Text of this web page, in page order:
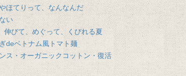
ほてりって、なんなんだ
い
びて、めぐって、くびれる夏
deベトナム風トマト麺
ス・オーガニックコットン・復活